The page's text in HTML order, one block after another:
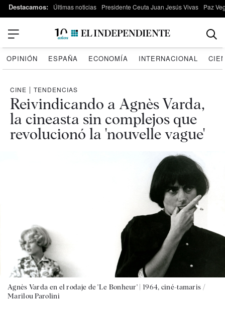
Destacamos: Últimas noticias Presidente Ceuta Juan Jesús Vivas Paz
OPINIÓN ESPAÑA ECONOMÍA INTERNACIONAL
CINE | TENDENCIAS
Reivindicando a Agnès Varda,
la cineasta sin complejos que
revolucionó la 'nouvelle vague'
Agnès Varda en el rodaje de 'Le Bonheur' | 1964, ciné-tamaris /
Marilou Parolini